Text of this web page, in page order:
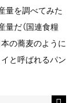
量を調べてみた
量だ（国連食糧
本の蕎麦のように
と呼ばれるパン